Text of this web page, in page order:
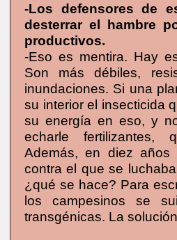
-Los defensores de
desterrar el hambre
productivos.
-Eso es mentira. Hay
Son más débiles,
inundaciones. Si una
su interior el insecticida
su energía en eso, y
echarle
Además, en diez
contra el que se
¿qué se hace? Para
los campesinos se
transgénicas. La